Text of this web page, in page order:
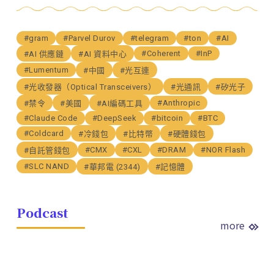
#gram #Parvel Durov #telegram #ton
#AI
#AI 供應鏈
#AI 資料中心 #Coherent
#InP
#Lumentum
#中國
#光互連
#光收發器（Optical Transceivers）
#光通訊
#矽光子
#禁令
#美國 #AI編碼工具
#Anthropic
#Claude Code
#DeepSeek #bitcoin
#BTC
#Coldcard
#冷錢包 #比特幣
#硬體錢包
#自託管錢包
#CMX #CXL #DRAM
#NOR Flash
#SLC NAND
#華邦電 (2344) #記憶體
Podcast
more